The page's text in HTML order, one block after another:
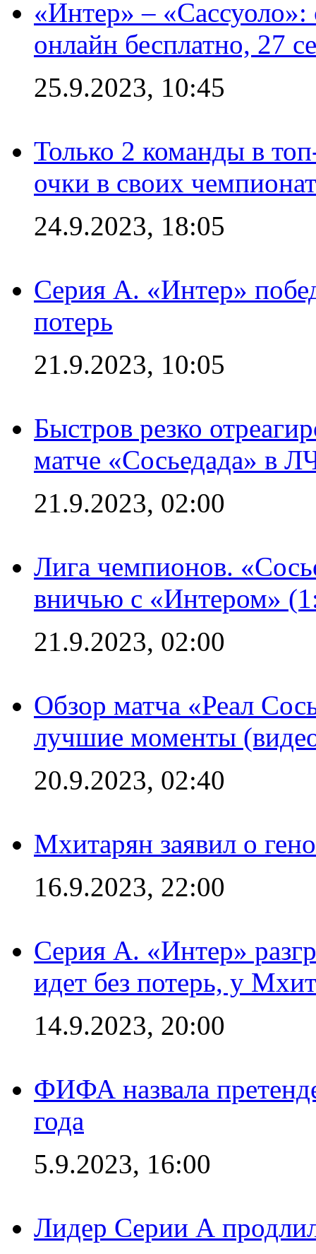
«Интер» –
онлайн бесплатно, 27
25.9.2023, 10:45
Только 2 команды в
очки в своих
24.9.2023, 18:05
Серия А. «Интер»
потерь
21.9.2023, 10:05
Быстров резко
матче «Сосьедада» в
21.9.2023, 02:00
Лига чемпионов.
вничью с «Интером»
21.9.2023, 02:00
Обзор матча «Реал
лучшие моменты
20.9.2023, 02:40
Мхитарян заявил о
16.9.2023, 22:00
Серия А. «Интер»
идет без потерь, у
14.9.2023, 20:00
ФИФА назвала
года
5.9.2023, 16:00
Лидер Серии А